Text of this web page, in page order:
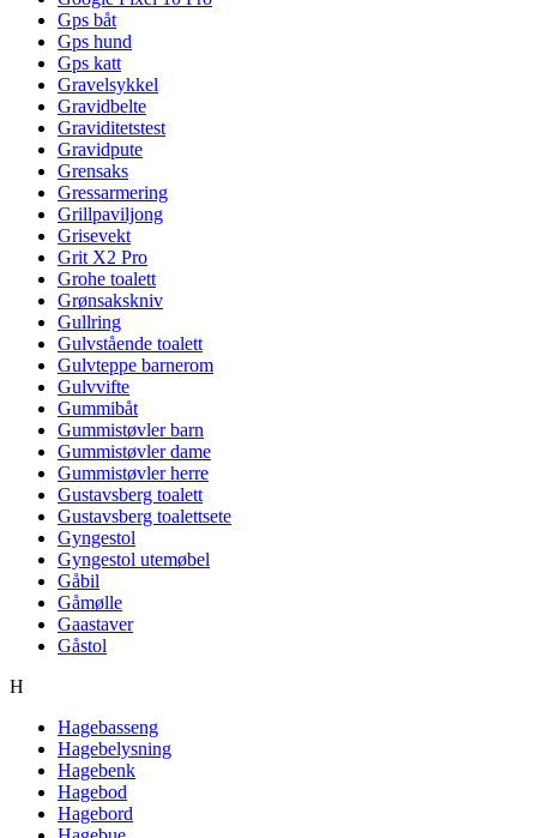
Gps båt
Gps hund
Gps katt
Gravelsykkel
Gravidbelte
Graviditetstest
Gravidpute
Grensaks
Gressarmering
Grillpaviljong
Grisevekt
Grit X2 Pro
Grohe toalett
Grønsakskniv
Gullring
Gulvstående toalett
Gulvteppe barnerom
Gulvvifte
Gummibåt
Gummistøvler barn
Gummistøvler dame
Gummistøvler herre
Gustavsberg toalett
Gustavsberg toalettsete
Gyngestol
Gyngestol utemøbel
Gåbil
Gåmølle
Gaastaver
Gåstol
H
Hagebasseng
Hagebelysning
Hagebenk
Hagebod
Hagebord